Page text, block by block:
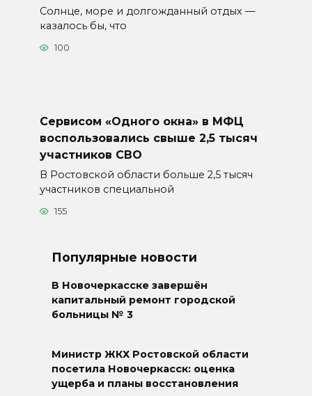
Солнце, море и долгожданный отдых —
казалось бы, что
100
Сервисом «Одного окна» в МФЦ
воспользовались свыше 2,5 тысяч
участников СВО
В Ростовской области больше 2,5 тысяч
участников специальной
155
Популярные новости
В Новочеркасске завершён
капитальный ремонт городской
больницы № 3
Министр ЖКХ Ростовской области
посетила Новочеркасск: оценка
ущерба и планы восстановления